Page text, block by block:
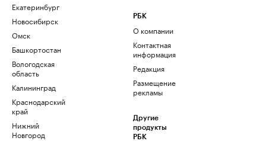
Екатеринбург
Новосибирск
Омск
Башкортостан
Вологодская
область
Калининград
Краснодарский
край
Нижний
Новгород
РБК
О компании
Контактная
информация
Редакция
Размещение
рекламы
Другие
продукты
РБК